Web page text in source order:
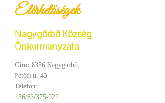
Elérhetőségek
Nagygörbő Község
Önkormányzata
Cím: 8356 Nagygörbő,
Petőfi u. 43
Telefon:
+36/83/375-022